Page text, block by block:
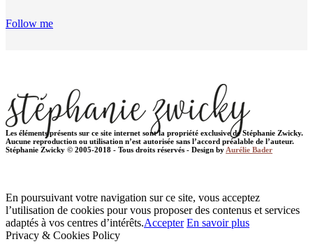
Follow me
Les éléments présents sur ce site internet sont la propriété exclusive de Stéphanie Zwicky.
Aucune reproduction ou utilisation n’est autorisée sans l’accord préalable de l’auteur.
Stéphanie Zwicky © 2005-2018 - Tous droits réservés - Design by Aurélie Bader
En poursuivant votre navigation sur ce site, vous acceptez
l’utilisation de cookies pour vous proposer des contenus et services
adaptés à vos centres d’intérêts.Accepter En savoir plus
Privacy & Cookies Policy